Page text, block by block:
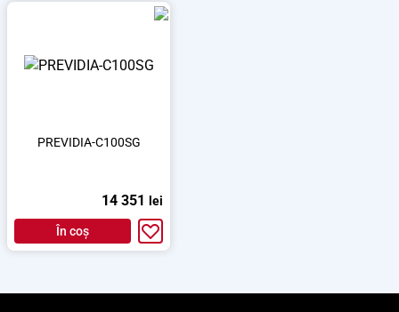
PREVIDIA-C100SG
14 351 lei
În coș